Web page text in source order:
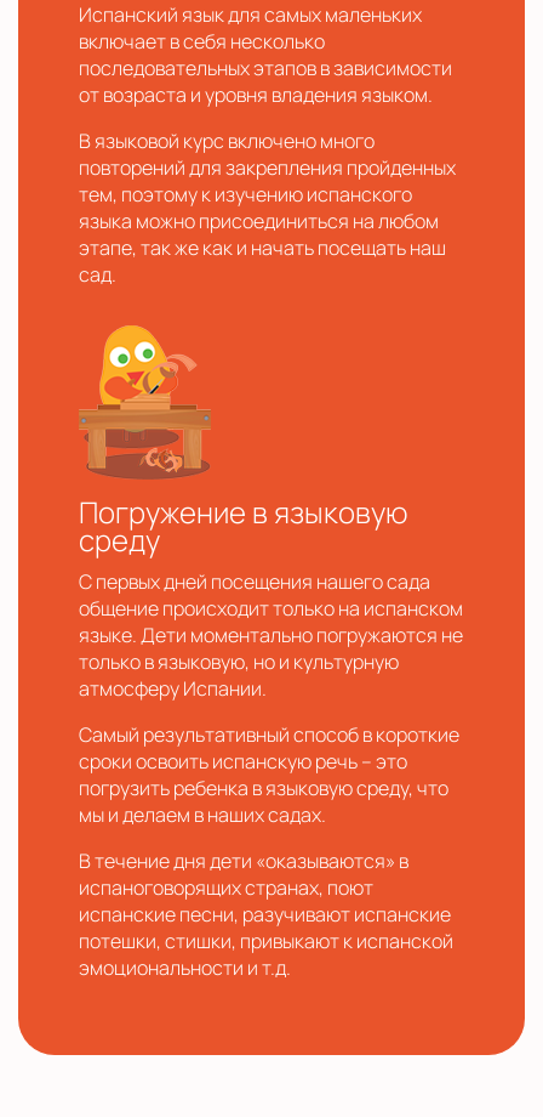
Испанский язык для самых маленьких
включает в себя несколько
последовательных этапов в зависимости
от возраста и уровня владения языком.
В языковой курс включено много
повторений для закрепления пройденных
тем, поэтому к изучению испанского
языка можно присоединиться на любом
этапе, так же как и начать посещать наш
сад.
Погружение в языковую
среду
С первых дней посещения нашего сада
общение происходит только на испанском
языке. Дети моментально погружаются не
только в языковую, но и культурную
атмосферу Испании.
Самый результативный способ в короткие
сроки освоить испанскую речь – это
погрузить ребенка в языковую среду, что
мы и делаем в наших садах.
В течение дня дети «оказываются» в
испаноговорящих странах, поют
испанские песни, разучивают испанские
потешки, стишки, привыкают к испанской
эмоциональности и т.д.